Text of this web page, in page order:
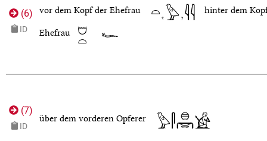
(6)
ID
vor dem Kopf der Ehefrau hinter dem
Ehefrau
(7)
ID
über dem vorderen Opferer